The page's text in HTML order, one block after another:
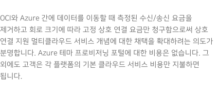
OCI와 Azure 간에 데이터를 이동할 때 측정된 수신/송신 요금을
제거하고 회로 크기에 따라 고정 상호 연결 요금만 청구함으로써 상호
연결 지원 멀티클라우드 서비스 개념에 대한 채택을 확대하려는 의도가
분명합니다. Azure 테마 프로비저닝 포털에 대한 비용은 없습니다. 그
외에도 고객은 각 플랫폼의 기본 클라우드 서비스 비용만 지불하면
됩니다.